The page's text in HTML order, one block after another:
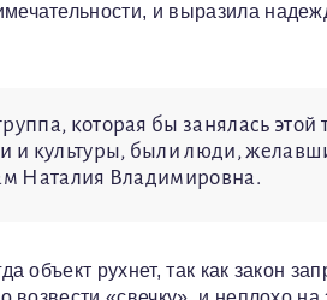
и выразила
которая бы занялась
и культуры, были люди,
Наталия Владимировна.
объект рухнет, так как закон